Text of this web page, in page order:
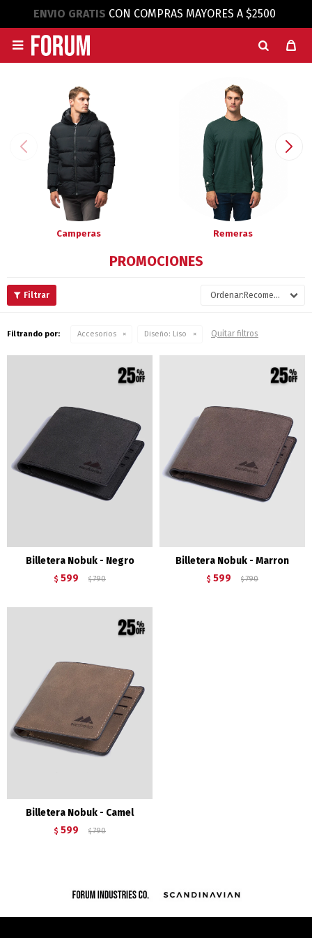
ENVIO GRATIS CON COMPRAS MAYORES A $2500

Camperas Remeras
PROMOCIONES
Recomendados
Filtrando por: Accesorios Diseño: Liso Quitar filtros
Billetera Nobuk - Negro
$ 599 $ 790
Billetera Nobuk - Marron
$ 599 $ 790
Billetera Nobuk - Camel
$ 599 $ 790